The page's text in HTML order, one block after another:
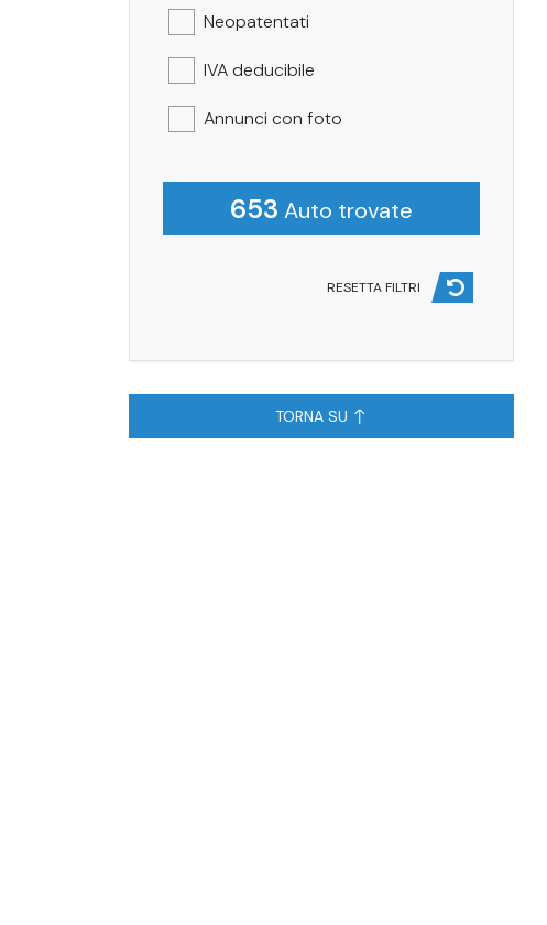
Neopatentati
IVA deducibile
Annunci con foto
653 Auto trovate
RESETTA FILTRI
TORNA SU